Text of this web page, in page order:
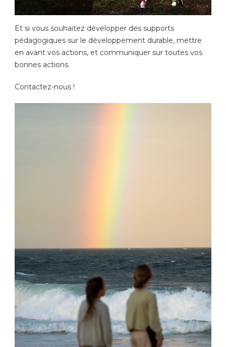
Et si vous souhaitez développer des supports
pédagogiques sur le développement durable, mettre
en avant vos actions, et communiquer sur toutes vos
bonnes actions.
Contactez-nous !